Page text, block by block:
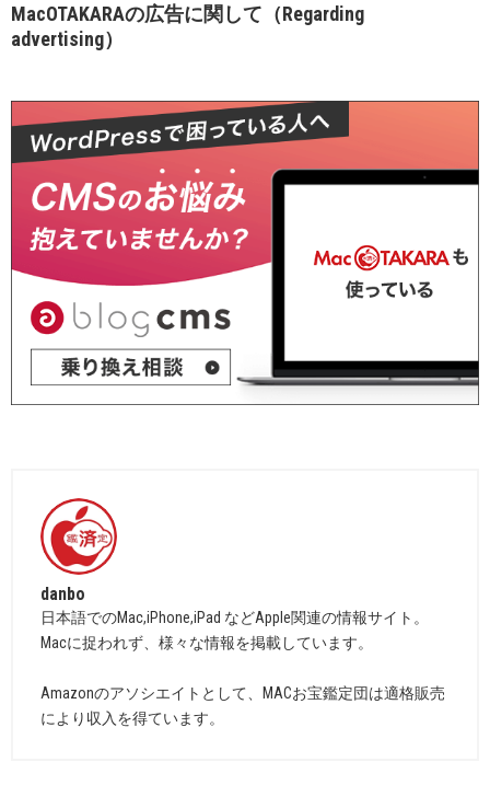
MacOTAKARAの広告に関して（Regarding
advertising）
danbo
日本語でのMac,iPhone,iPad などApple関連の情報サイト。
Macに捉われず、様々な情報を掲載しています。
Amazonのアソシエイトとして、MACお宝鑑定団は適格販売
により収入を得ています。